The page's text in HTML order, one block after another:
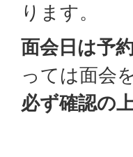
ります。
面会日は予
っては面会
必ず確認の